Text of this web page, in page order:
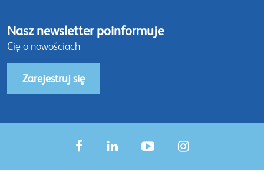
Nasz newsletter poinformuje
Cię o nowościach
Zarejestruj się